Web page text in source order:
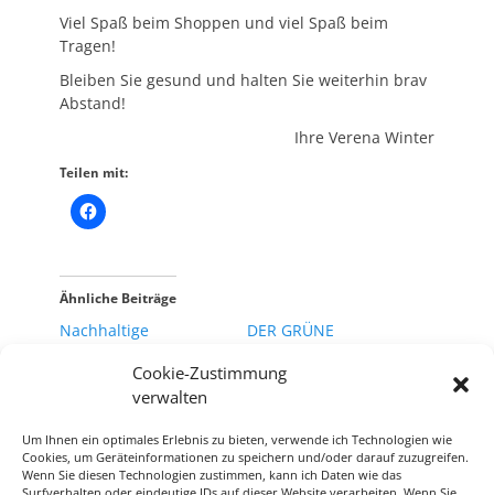
Cookie-Zustimmung
verwalten
Um Ihnen ein optimales Erlebnis zu bieten, verwende ich Technologien wie
Cookies, um Geräteinformationen zu speichern und/oder darauf zuzugreifen.
Wenn Sie diesen Technologien zustimmen, kann ich Daten wie das
Viel Spaß beim Shoppen und viel Spaß beim
Tragen!
Bleiben Sie gesund und halten Sie weiterhin brav
Abstand!
Ihre Verena Winter
Teilen mit:
Ähnliche Beiträge
Nachhaltige
11. April 2020
In "Allgemein"
DER GRÜNE
1. Dezember 2020
Made in FFM – Die
Messe am
kommenden